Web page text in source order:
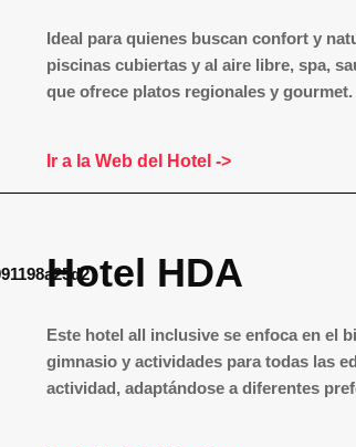
Ideal para quienes buscan confort y
piscinas cubiertas y al aire libre, spa,
que ofrece platos regionales y gourmet.
Ir a la Web del Hotel ->
Hotel HDA
Este hotel all inclusive se enfoca en el
gimnasio y actividades para todas las
actividad, adaptándose a diferentes